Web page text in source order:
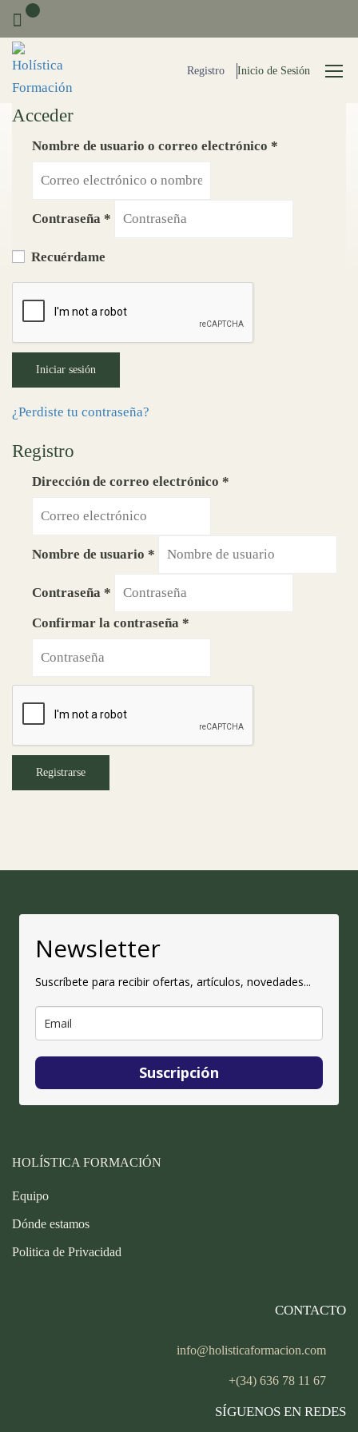
Registro Inicio de Sesión
Acceder
Nombre de usuario o correo electrónico *
Contraseña *
Recuérdame
Iniciar sesión
¿Perdiste tu contraseña?
Registro
Dirección de correo electrónico *
Nombre de usuario *
Contraseña *
Confirmar la contraseña *
Registrarse
Newsletter
Suscríbete para recibir ofertas, artículos, novedades...
Suscripción
HOLÍSTICA FORMACIÓN
Equipo
Dónde estamos
Politica de Privacidad
CONTACTO
info@holisticaformacion.com
+(34) 636 78 11 67
SÍGUENOS EN REDES